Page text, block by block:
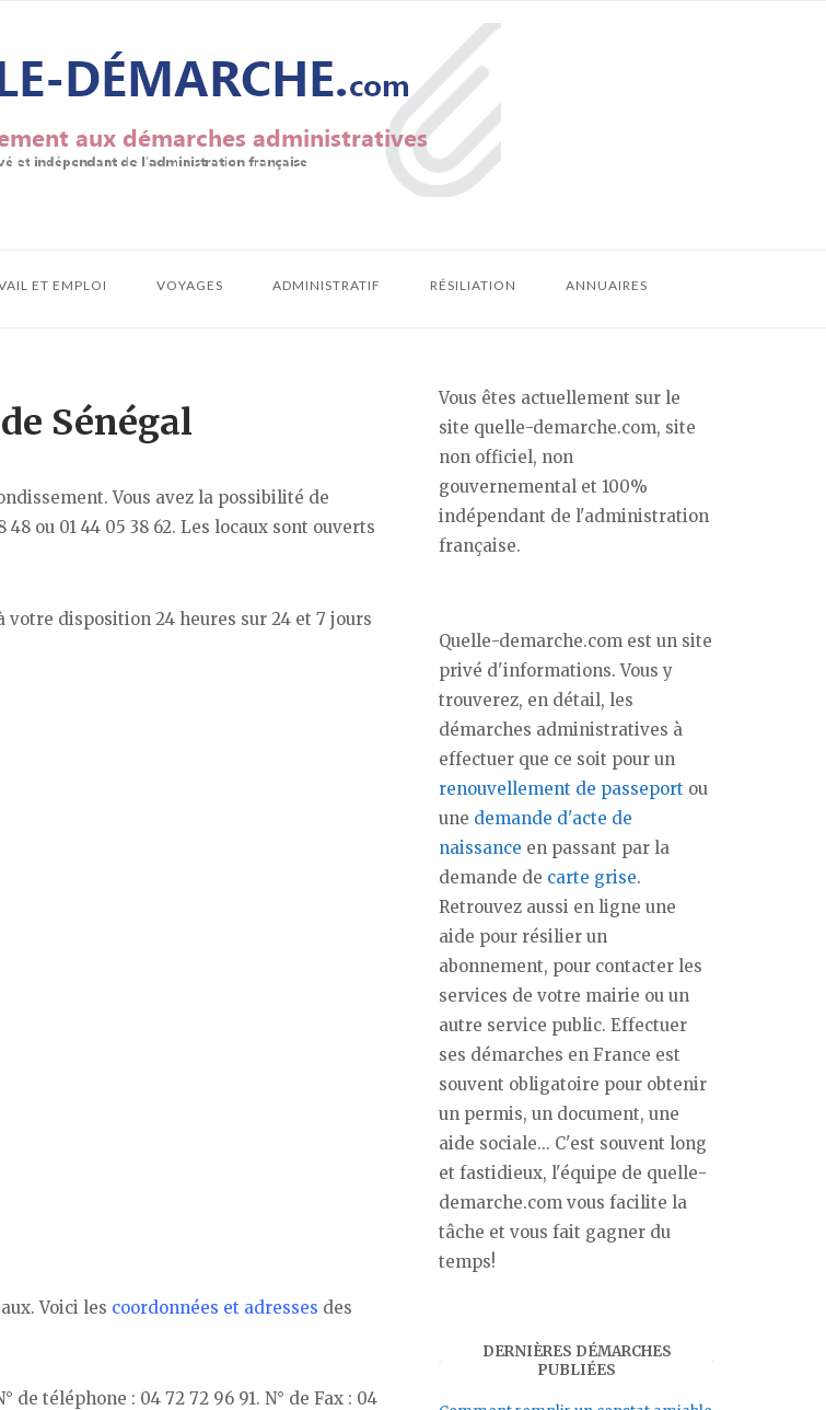
ET EMPLOI VOYAGES ADMINISTRATIF RÉSILIATION ANNUAIRES
Sénégal
Vous avez la possibilité de
48 ou 01 44 05 38 62. Les locaux sont ouverts
votre disposition 24 heures sur 24 et 7 jours
Voici les coordonnées et adresses des
de téléphone : 04 72 72 96 91. N° de Fax : 04
Vous êtes actuellement sur le
site quelle-demarche.com, site
non officiel, non
gouvernemental et 100%
indépendant de l'administration
française.
Quelle-demarche.com est un site
privé d'informations. Vous y
trouverez, en détail, les
démarches administratives à
effectuer que ce soit pour un
renouvellement de passeport ou
une demande d'acte de
naissance en passant par la
demande de carte grise.
Retrouvez aussi en ligne une
aide pour résilier un
abonnement, pour contacter les
services de votre mairie ou un
autre service public. Effectuer
ses démarches en France est
souvent obligatoire pour obtenir
un permis, un document, une
aide sociale... C'est souvent long
et fastidieux, l'équipe de quelle-
demarche.com vous facilite la
tâche et vous fait gagner du
temps!
DERNIÈRES DÉMARCHES
PUBLIÉES